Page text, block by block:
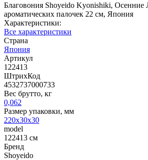
Благовония Shoyeido Kyonishiki, Осенние
ароматических палочек 22 см, Япония
Характеристики:
Все характеристики
Страна
Япония
Артикул
122413
ШтрихКод
4532737000733
Вес брутто, кг
0,062
Размер упаковки, мм
220х30х30
model
122413 см
Бренд
Shoyeido